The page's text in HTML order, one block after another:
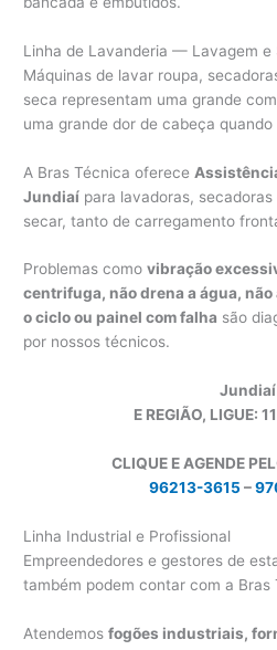
Linha de Lavanderia — Lavagem e
Máquinas de lavar roupa,
seca representam uma grande
uma grande dor de cabeça
A Bras Técnica oferece
Jundiaí para lavadoras,
secar, tanto de carregamento
Problemas comovibração
centrifuga, não drena a água,
o ciclo ou painel com falha são
por nossos técnicos.
Jundiaí
E REGIÃO, LIGUE:
CLIQUE E AGENDE
96213-3615 –
Linha Industrial e Profissional
Empreendedores e gestores de
também podem contar com a Bras
Atendemosfogões industriais,